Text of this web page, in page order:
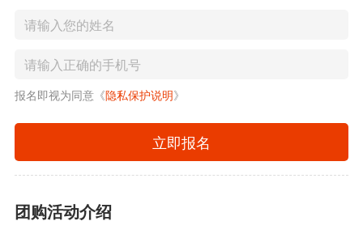
报名即视为同意《隐私保护说明》
立即报名
团购活动介绍